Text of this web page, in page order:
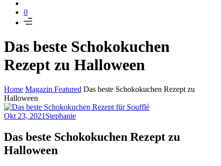
0
Das beste Schokokuchen
Rezept zu Halloween
Home Magazin Featured Das beste Schokokuchen Rezept zu
Halloween
Okt 23, 2021 Stephanie
Das beste Schokokuchen Rezept zu
Halloween